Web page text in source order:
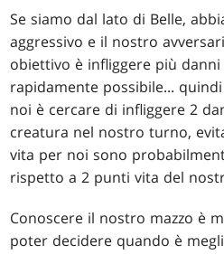
Se siamo dal lato di Belle,
aggressivo e il nostro
obiettivo è infliggere più
rapidamente possibile...
noi è cercare di infliggere 2
creatura nel nostro turno,
vita per noi sono
rispetto a 2 punti vita del
Conoscere il nostro mazzo è
poter decidere quando è